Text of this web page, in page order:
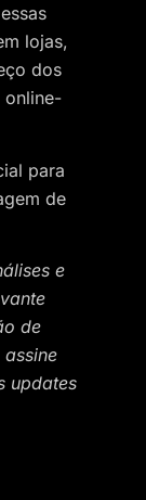
lojas,
dos
online-
para
de
e
de
updates